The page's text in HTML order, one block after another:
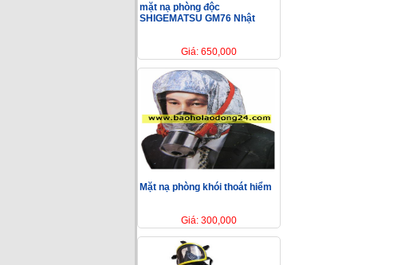
mặt nạ phòng độc
SHIGEMATSU GM76 Nhật
Giá: 650,000
Mặt nạ phòng khói thoát hiểm
Giá: 300,000